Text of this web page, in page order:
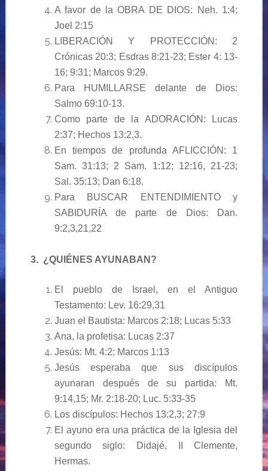
A favor de la OBRA DE DIOS: Neh. 1:4;
Joel 2:15
LIBERACIÓN Y PROTECCIÓN: 2
Crónicas 20:3; Esdras 8:21-23; Ester 4: 13-
16; 9:31; Marcos 9:29.
Para HUMILLARSE delante de Dios:
Salmo 69:10-13.
Como parte de la ADORACIÓN: Lucas
2:37; Hechos 13:2,3.
En tiempos de profunda AFLICCIÓN: 1
Sam. 31:13; 2 Sam. 1:12; 12:16, 21-23;
Sal. 35:13; Dan 6:18.
Para BUSCAR ENTENDIMIENTO y
SABIDURÍA de parte de Dios: Dan.
9:2,3,21,22
3. ¿QUIÉNES AYUNABAN?
El pueblo de Israel, en el Antiguo
Testamento: Lev. 16:29,31
Juan el Bautista: Marcos 2:18; Lucas 5:33
Ana, la profetisa: Lucas 2:37
Jesús: Mt. 4:2; Marcos 1:13
Jesús esperaba que sus discípulos
ayunaran después de su partida: Mt.
9:14,15; Mr. 2:18-20; Luc. 5:33-35
Los discípulos: Hechos 13:2,3; 27:9
El ayuno era una práctica de la Iglesia del
segundo siglo: Didajé, II Clemente,
Hermas.